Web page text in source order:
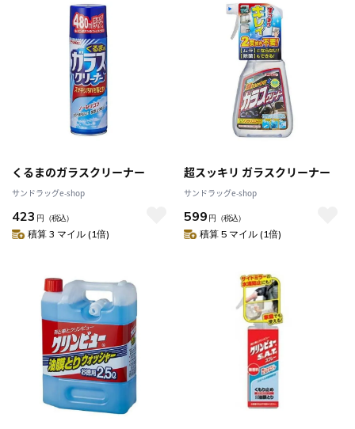
くるまのガラスクリーナー
サンドラッグe-shop
423 円 （税込）
積算 3 マイル (1倍)
超スッキリ ガラスクリーナー
サンドラッグe-shop
599 円 （税込）
積算 5 マイル (1倍)